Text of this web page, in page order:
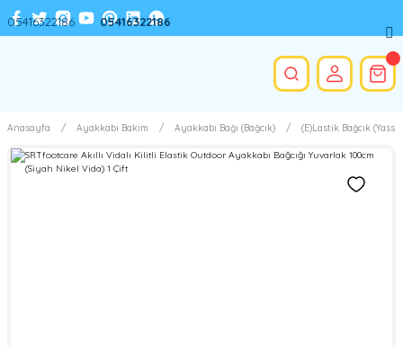
Anasayfa Ayakkabı Bakım Ayakkabı Bağı (Bağcık) (E)Lastik Bağcık (Yassı)
05416322186 05416322186